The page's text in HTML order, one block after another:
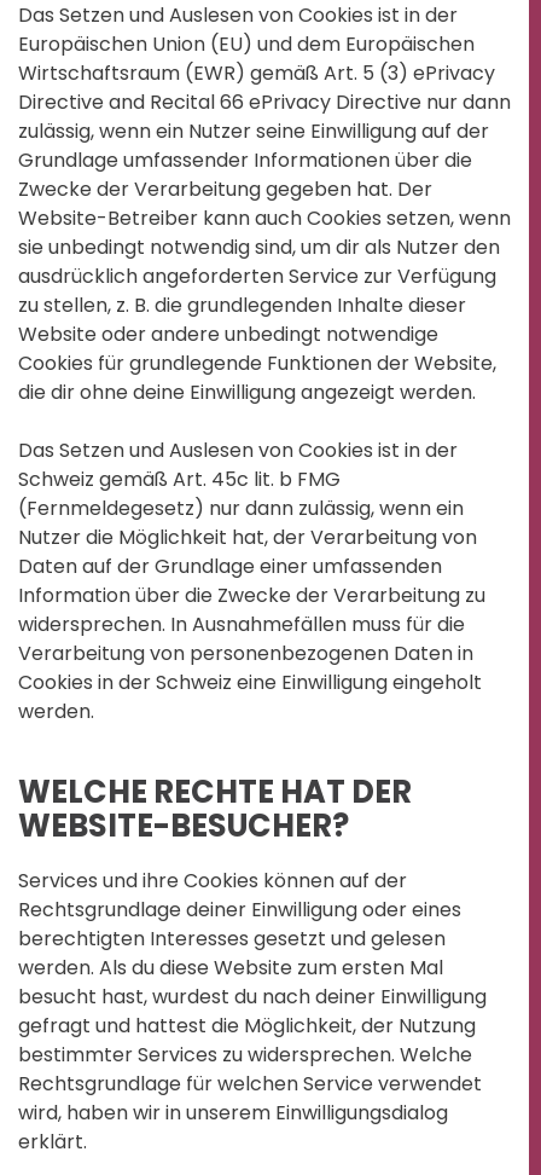
Das Setzen und Auslesen von Cookies ist in der
Europäischen Union (EU) und dem Europäischen
Wirtschaftsraum (EWR) gemäß Art. 5 (3) ePrivacy
Directive and Recital 66 ePrivacy Directive nur dann
zulässig, wenn ein Nutzer seine Einwilligung auf der
Grundlage umfassender Informationen über die
Zwecke der Verarbeitung gegeben hat. Der
Website-Betreiber kann auch Cookies setzen, wenn
sie unbedingt notwendig sind, um dir als Nutzer den
ausdrücklich angeforderten Service zur Verfügung
zu stellen, z. B. die grundlegenden Inhalte dieser
Website oder andere unbedingt notwendige
Cookies für grundlegende Funktionen der Website,
die dir ohne deine Einwilligung angezeigt werden.
Das Setzen und Auslesen von Cookies ist in der
Schweiz gemäß Art. 45c lit. b FMG
(Fernmeldegesetz) nur dann zulässig, wenn ein
Nutzer die Möglichkeit hat, der Verarbeitung von
Daten auf der Grundlage einer umfassenden
Information über die Zwecke der Verarbeitung zu
widersprechen. In Ausnahmefällen muss für die
Verarbeitung von personenbezogenen Daten in
Cookies in der Schweiz eine Einwilligung eingeholt
werden.
WELCHE RECHTE HAT DER
WEBSITE-BESUCHER?
Services und ihre Cookies können auf der
Rechtsgrundlage deiner Einwilligung oder eines
berechtigten Interesses gesetzt und gelesen
werden. Als du diese Website zum ersten Mal
besucht hast, wurdest du nach deiner Einwilligung
gefragt und hattest die Möglichkeit, der Nutzung
bestimmter Services zu widersprechen. Welche
Rechtsgrundlage für welchen Service verwendet
wird, haben wir in unserem Einwilligungsdialog
erklärt.